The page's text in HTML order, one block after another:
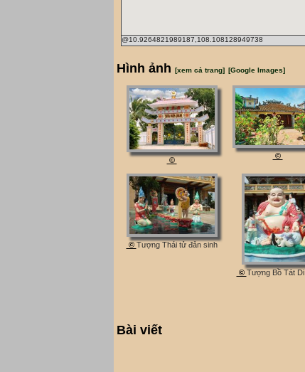
@10.9264821989187,108.108128949738
Hình ảnh [xem cả trang] [Google Images]
©
©
© Tượng Thái tử đản sinh
© Tượng Bồ Tát
Bài viết